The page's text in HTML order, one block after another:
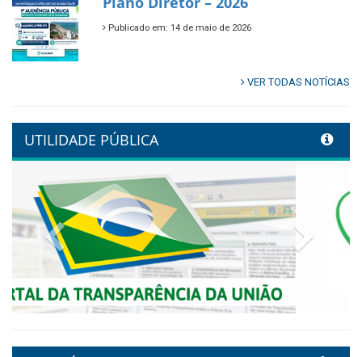
🌿🚤 Semana Mundial do Meio
Ambiente em Tamandaré
alinhamento estratégico do
Conecta+ Tamandaré.
NOTA DE PESAR E LUTO OFICIAL
Publicado em: 9 de junho de 2026
Plano Diretor – 2026
Publicado em: 14 de maio de 2026
VER TODAS NOTÍCIAS